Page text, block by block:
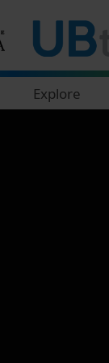
Explore